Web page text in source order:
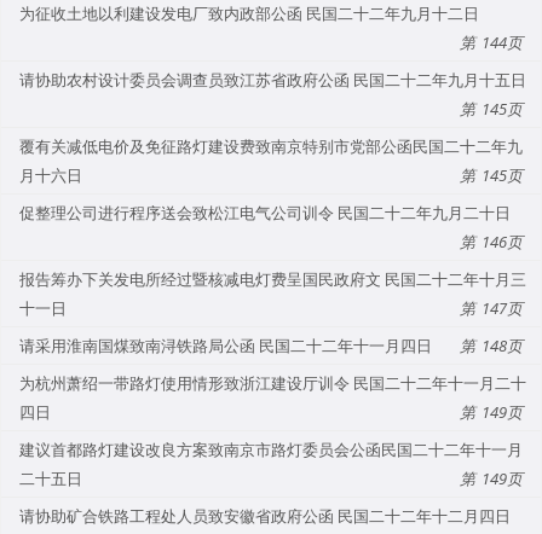
为征收土地以利建设发电厂致内政部公函 民国二十二年九月十二日
144
请协助农村设计委员会调查员致江苏省政府公函 民国二十二年九月十五日
145
覆有关减低电价及免征路灯建设费致南京特别市党部公函民国二十二年九
月十六日
145
促整理公司进行程序送会致松江电气公司训令 民国二十二年九月二十日
146
报告筹办下关发电所经过暨核减电灯费呈国民政府文 民国二十二年十月三
十一日
147
请采用淮南国煤致南浔铁路局公函 民国二十二年十一月四日
148
为杭州萧绍一带路灯使用情形致浙江建设厅训令 民国二十二年十一月二十
四日
149
建议首都路灯建设改良方案致南京市路灯委员会公函民国二十二年十一月
二十五日
149
请协助矿合铁路工程处人员致安徽省政府公函 民国二十二年十二月四日